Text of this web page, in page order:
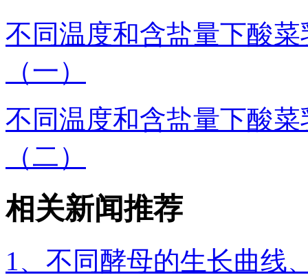
不同温度和含盐量下酸
（一）
不同温度和含盐量下酸
（二）
相关新闻推荐
1、不同酵母的生长曲线